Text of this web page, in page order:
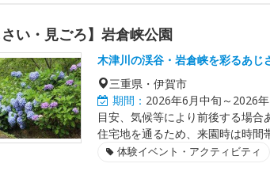
さい・見ごろ】岩倉峡公園
木津川の渓谷・岩倉峡を彩るあじ
三重県・伊賀市
期間： 2026年6月中旬～2026
目安、気候等により前後する場
住宅地を通るため、来園時は時間
体験イベント・アクティビティ